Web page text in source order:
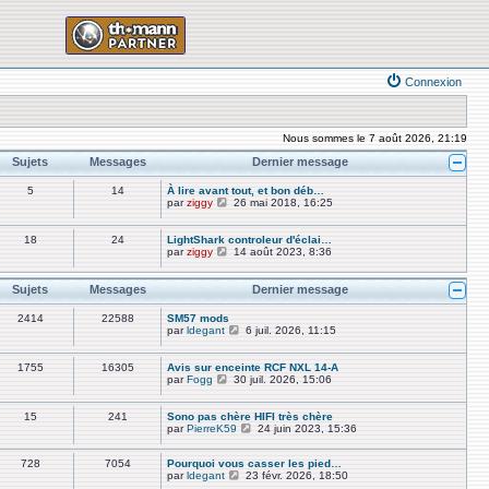
Connexion
Nous sommes le 7 août 2026, 21:19
Sujets Messages Dernier message
5 14
À lire avant tout, et bon déb…
parziggy
V
i
r
d
i
e
m
e
s
a
g
e
26 mai 2018, 16:25
18 24
LightShark controleur d'éclai…
parziggy
V
i
d
e
i
e
m
e
s
g
e
14 août 2023, 8:36
Sujets Messages Dernier message
2414 22588
SM57 mods
parldegant
V
i
r
l
d
e
r
n
i
e
6 juil. 2026, 11:15
1755 16305
Avis sur enceinte RCF NXL 14-A
parFogg
V
i
r
l
d
e
r
30 juil. 2026, 15:06
15 241
Sono pas chère HIFI très chère
parPierreK59
V
i
r
l
24 juin 2023, 15:36
728 7054
Pourquoi vous casser les pied…
parldegant
V23 févr. 2026, 18:50